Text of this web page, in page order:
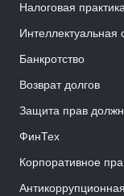
Налоговая практика
Интеллектуальная
Банкротство
Возврат долгов
Защита прав
ФинТех
Корпоративное